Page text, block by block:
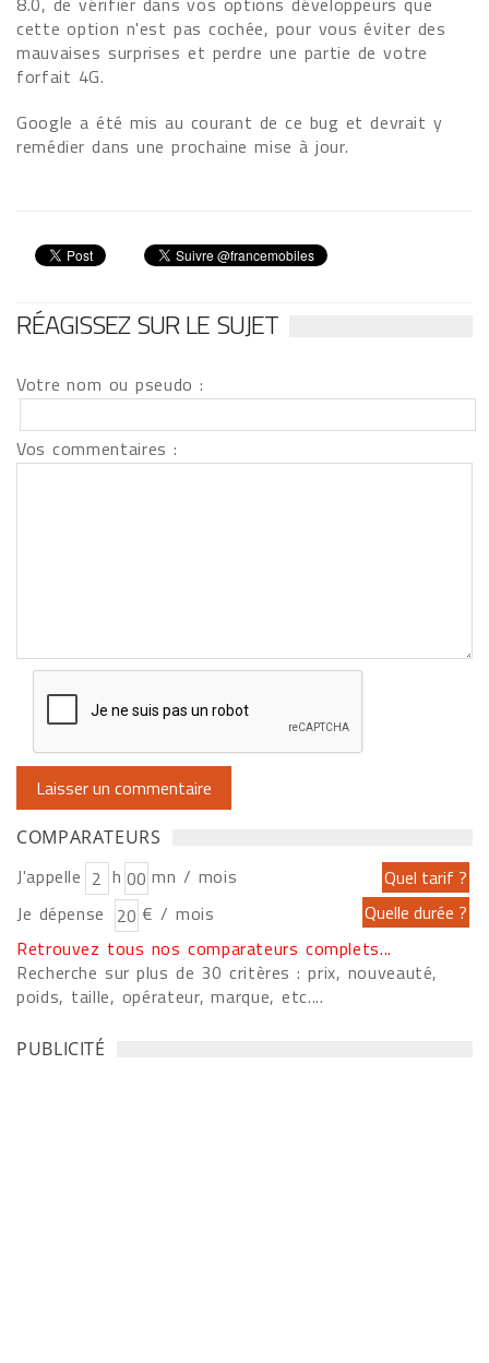
cette option n'est pas cochée, pour vous éviter des
mauvaises surprises et perdre une partie de votre
forfait 4G.
Google a été mis au courant de ce bug et devrait y
remédier dans une prochaine mise à jour.
RÉAGISSEZ SUR LE SUJET
Votre nom ou pseudo :
Vos commentaires :
COMPARATEURS
J'appelle h
mn / mois
Je dépense
€ / mois
Retrouvez tous nos comparateurs complets...
Recherche sur plus de 30 critères : prix, nouveauté,
poids, taille, opérateur, marque, etc....
PUBLICITÉ